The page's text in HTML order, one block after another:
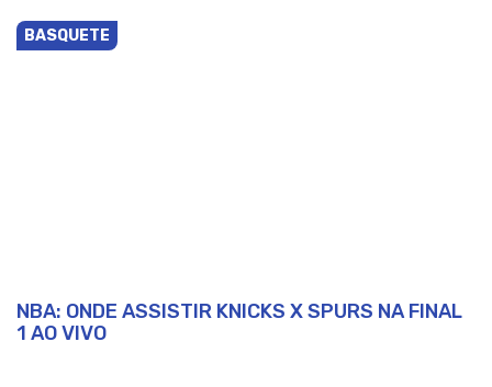
BASQUETE
NBA: ONDE ASSISTIR KNICKS X SPURS NA FINAL
1 AO VIVO